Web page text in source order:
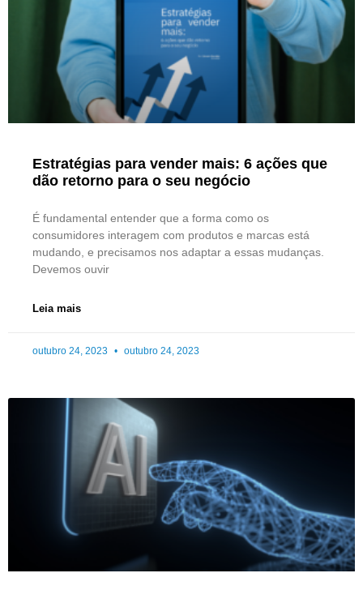
Estratégias para vender mais: 6 ações que
dão retorno para o seu negócio
É fundamental entender que a forma como os
consumidores interagem com produtos e marcas está
mudando, e precisamos nos adaptar a essas mudanças.
Devemos ouvir
Leia mais
outubro 24, 2023 outubro 24, 2023